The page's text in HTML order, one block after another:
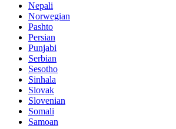
Nepali
Norwegian
Pashto
Persian
Punjabi
Serbian
Sesotho
Sinhala
Slovak
Slovenian
Somali
Samoan